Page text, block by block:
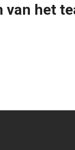
van het